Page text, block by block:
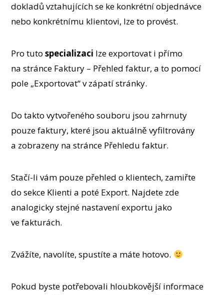
dokladů vztahujících se ke konkrétní objednávce
nebo konkrétnímu klientovi, lze to provést.
Pro tutospecializaci lze exportovat i přímo
na stránce Faktury – Přehled faktur, a to pomocí
pole „Exportovat“ v zápatí stránky.
Do takto vytvořeného souboru jsou zahrnuty
pouze faktury, které jsou aktuálně vyfiltrovány
a zobrazeny na stránce Přehledu faktur.
Stačí-li vám pouze přehled o klientech, zamiřte
do sekce Klienti a poté Export. Najdete zde
analogicky stejné nastavení exportu jako
ve fakturách.
Zvážíte, navolíte, spustíte a máte hotovo.
Pokud byste potřebovali hloubkovější informace